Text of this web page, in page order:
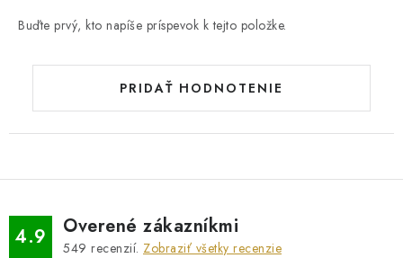
Buďte prvý, kto napíše príspevok k tejto položke.
PRIDAŤ HODNOTENIE
4.9 Overené zákazníkmi
549 recenzií. Zobraziť všetky recenzie